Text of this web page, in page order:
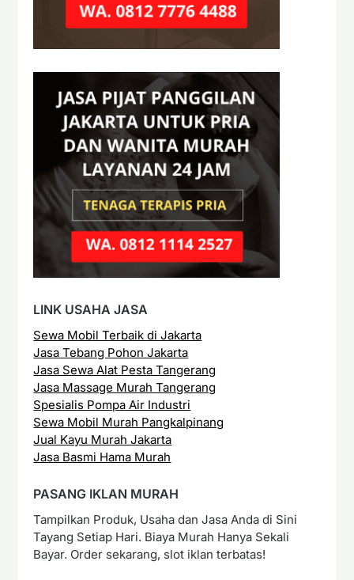
LINK USAHA JASA
Sewa Mobil Terbaik di Jakarta
Jasa Tebang Pohon Jakarta
Jasa Sewa Alat Pesta Tangerang
Jasa Massage Murah Tangerang
Spesialis Pompa Air Industri
Sewa Mobil Murah Pangkalpinang
Jual Kayu Murah Jakarta
Jasa Basmi Hama Murah
PASANG IKLAN MURAH
Tampilkan Produk, Usaha dan Jasa Anda di Sini
Tayang Setiap Hari. Biaya Murah Hanya Sekali
Bayar. Order sekarang, slot iklan terbatas!